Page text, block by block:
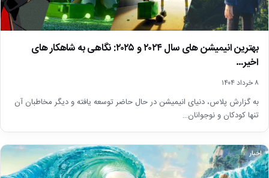
بهترین انیمیشن های سال ۲۰۲۴ و ۲۰۲۵: نگاهی به شاهکار های
اخیر…
۸ خرداد ۱۴۰۴
به گزارش پلاس، دنیای انیمیشن در حال حاضر توسعه یافته و دیگر مخاطبان آن
تنها کودکان و نوجوانان…
اخبار